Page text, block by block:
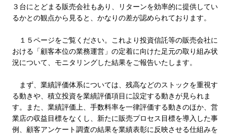
３台にとどまる販売会社もあり、リターンを効率的に提供してい
るかとの観点から見ると、かなりの差が認められております。
１５ページをご覧ください。これより投資信託等の販売会社に
おける「顧客本位の業務運営」の定着に向けた足元の取り組み状
況について、モニタリングした結果をご報告いたします。
まず、業績評価体系については、残高などのストックを重視す
る動きや、積立投資を業績評価項目に設定する動きが見られま
す。また、業績評価上、手数料率を一律評価する動きのほか、営
業店の収益目標をなくし、新たに販売プロセス目標を導入した事
例、顧客アンケート調査の結果を業績表彰に反映させる仕組みを